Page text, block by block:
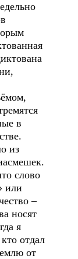
в
из
слово
или
–
носят
я
отдал
от